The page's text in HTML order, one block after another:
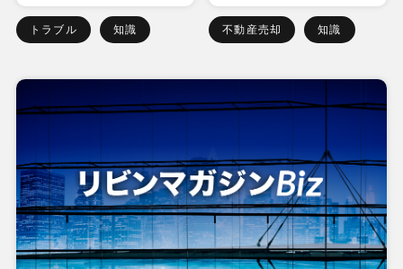
トラブル 知識 不動産売却 知識